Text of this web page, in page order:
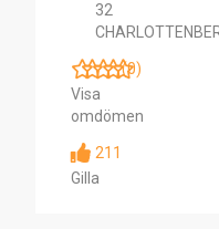
32
(0)
Visa
omdömen
211
Gilla